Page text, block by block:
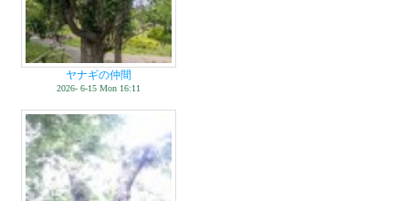
ヤナギの仲間
2026- 6-15 Mon 16:11